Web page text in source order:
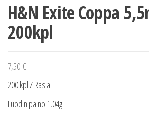
H&N Exite Coppa
200kpl
7,50 €
200 kpl / Rasia
Luodin paino 1,04g